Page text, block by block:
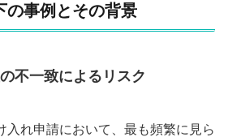
の事例とその背景
不一致によるリスク
入れ申請において、最も頻繁に見ら